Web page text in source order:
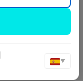
▼